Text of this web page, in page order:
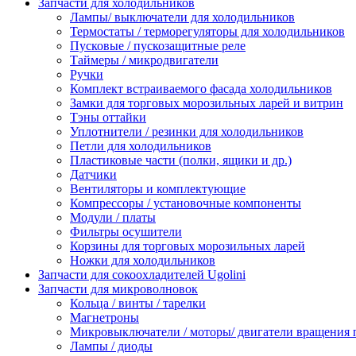
Запчасти для холодильников
Лампы/ выключатели для холодильников
Термостаты / терморегуляторы для холодильников
Пусковые / пускозащитные реле
Таймеры / микродвигатели
Ручки
Комплект встраиваемого фасада холодильников
Замки для торговых морозильных ларей и витрин
Тэны оттайки
Уплотнители / резинки для холодильников
Петли для холодильников
Пластиковые части (полки, ящики и др.)
Датчики
Вентиляторы и комплектующие
Компрессоры / установочные компоненты
Модули / платы
Фильтры осушители
Корзины для торговых морозильных ларей
Ножки для холодильников
Запчасти для сокоохладителей Ugolini
Запчасти для микроволновок
Кольца / винты / тарелки
Магнетроны
Микровыключатели / моторы/ двигатели вращения
Лампы / диоды